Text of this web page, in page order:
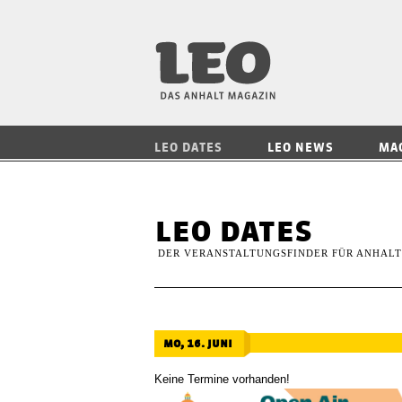
LEO DATES LEO NEWS
leo dates
DER VERANSTALTUNGSFINDER FÜR ANHALT
mo, 16. juni
Keine Termine vorhanden!